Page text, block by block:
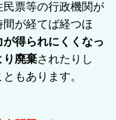
票等の行政機関が
間が経てば経つほ
得られにくくなっ
り廃棄されたりし
もあります。